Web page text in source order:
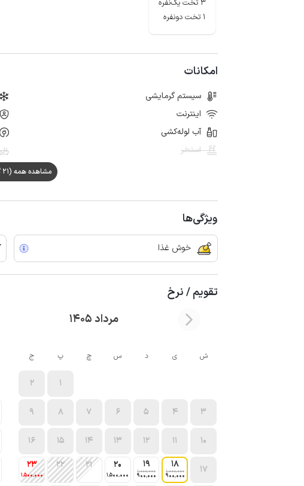
3 تخت یک‌نفره
1 تخت دونفره
امکانات
سیستم گرمایشی
اینترنت
آب لوله‌کشی
استخر
مشاهده همه (21 گزینه)
ویژگی‌ها
خوش غذا
تقویم / نرخ
مرداد 1405
ش ی د س چ پ ج
1
2
3
4
5
6
7
8
9
10
11
12
13
14
15
16
17
18
1٬000٬000
900٬000
19
1٬000٬000
900٬000
20
1٬500٬000
21
22
23
1٬500٬000